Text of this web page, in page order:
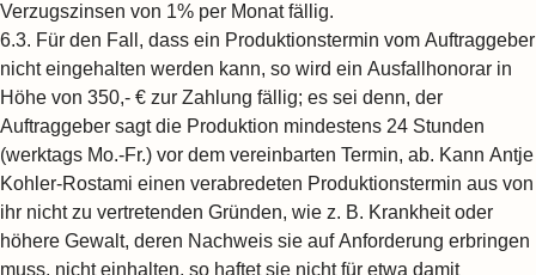
Verzugszinsen von 1% per Monat fällig.
6.3. Für den Fall, dass ein Produktionstermin vom Auftraggeber
nicht eingehalten werden kann, so wird ein Ausfallhonorar in
Höhe von 350,- € zur Zahlung fällig; es sei denn, der
Auftraggeber sagt die Produktion mindestens 24 Stunden
(werktags Mo.-Fr.) vor dem vereinbarten Termin, ab. Kann Antje
Kohler-Rostami einen verabredeten Produktionstermin aus von
ihr nicht zu vertretenden Gründen, wie z. B. Krankheit oder
höhere Gewalt, deren Nachweis sie auf Anforderung erbringen
muss, nicht einhalten, so haftet sie nicht für etwa damit